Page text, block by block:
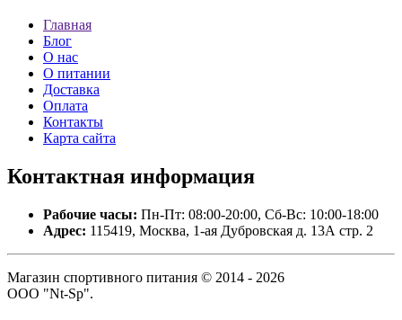
Главная
Блог
О нас
О питании
Доставка
Оплата
Контакты
Карта сайта
Контактная информация
Рабочие часы: Пн-Пт: 08:00-20:00, Сб-Вс: 10:00-18:00
Адрес: 115419, Москва, 1-ая Дубровская д. 13А стр. 2
Магазин спортивного питания © 2014 - 2026
ООО "Nt-Sp".